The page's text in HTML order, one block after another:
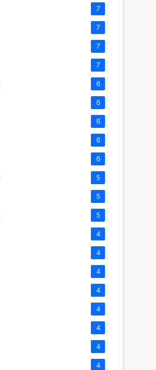
7
7
7
7
6
6
6
6
6
5
5
5
4
4
4
4
4
4
4
4